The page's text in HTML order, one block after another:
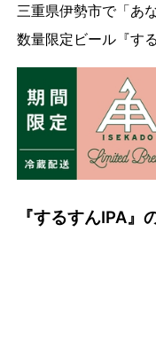
三重県伊勢市で「あ
数量限定ビール『す
『するすんIPA』